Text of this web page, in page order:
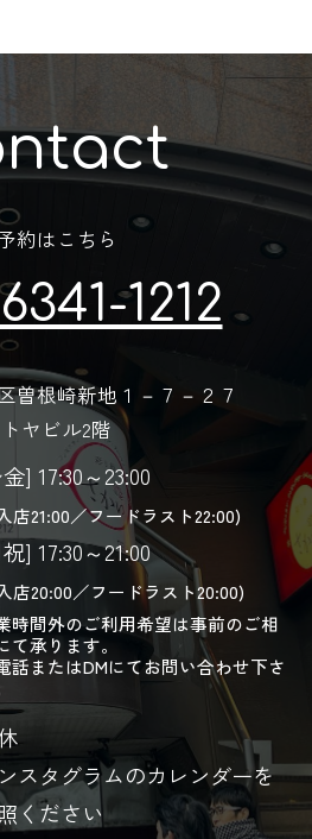
約はこちら
1212
曽根崎新地１－７－２７
ヤビル2階
] 17:30～23:00
店21:00／フードラスト22:00)
] 17:30～21:00
店20:00／フードラスト20:00)
時間外のご利用希望は事前のご相
て承ります。
話またはDMにてお問い合わせ下さ
スタグラムのカレンダーを
ください